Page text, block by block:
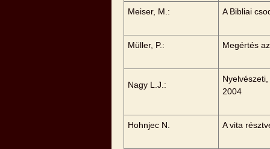
Meiser, M.: A Bibliai
Müller, P.: Megértés
Nagy L.J.:
2004
Hohnjec N. A vita